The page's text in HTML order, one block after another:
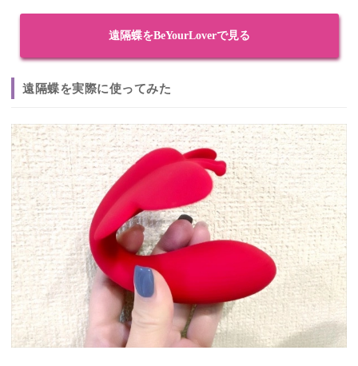
遠隔蝶をBeYourLoverで見る
遠隔蝶を実際に使ってみた